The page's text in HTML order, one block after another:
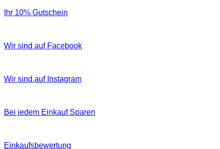
Ihr 10% Gutschein
Wir sind auf Facebook
Wir sind auf Instagram
Bei jedem Einkauf Sparen
Einkaufsbewertung